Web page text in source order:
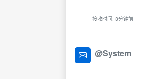
接收时间: 3分钟前
@System